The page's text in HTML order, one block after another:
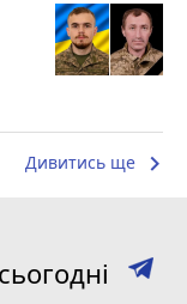
Дивитись ще keyboard_arrow_right